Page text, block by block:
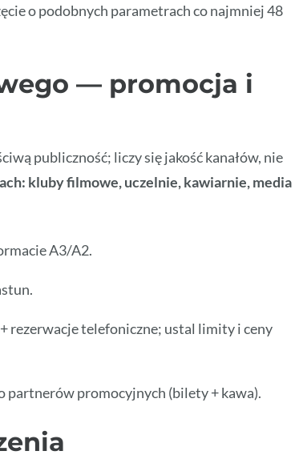
o podobnych parametrach co najmniej 48
— promocja i
publiczność; liczy się jakość kanałów, nie
kluby filmowe, uczelnie, kawiarnie, media
A3/A2.
rezerwacje telefoniczne; ustal limity i ceny
partnerów promocyjnych (bilety + kawa).